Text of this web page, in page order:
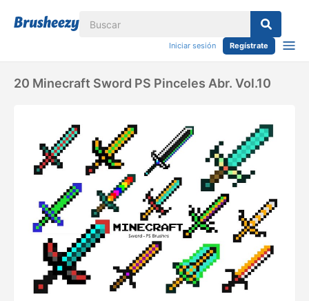
Iniciar sesión Regístrate
20 Minecraft Sword PS Pinceles Abr. Vol.10